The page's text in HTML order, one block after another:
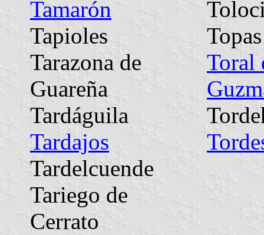
Tamarón
Tapioles
Tarazona de
Guareña
Tardáguila
Tardajos
Tardelcuende
Tariego de
Cerrato
Topas
Toral